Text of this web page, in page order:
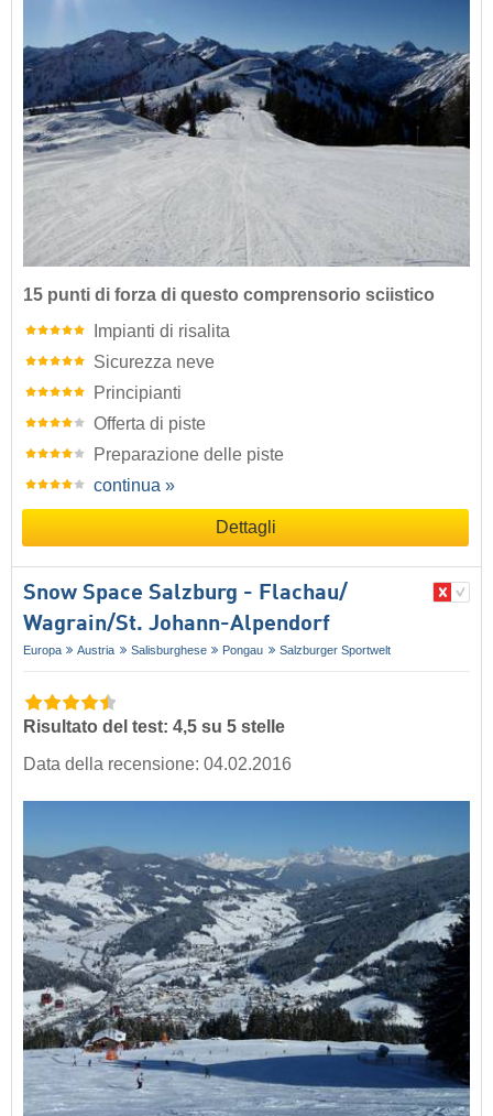
15 punti di forza di questo comprensorio sciistico
Impianti di risalita
Sicurezza neve
Principianti
Offerta di piste
Preparazione delle piste
continua »
Dettagli
Snow Space Salzburg - Flachau/​
Wagrain/​St. Johann-Alpendorf
Europa Austria Salisburghese Pongau Salzburger Sportwelt
Risultato del test: 4,5 su 5 stelle
Data della recensione: 04.02.2016